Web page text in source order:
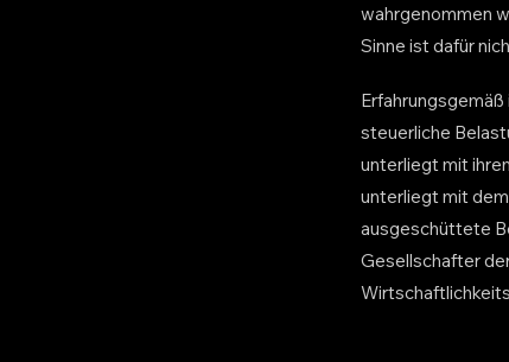
wahrgenommen
Sinne ist dafür
steuerliche
unterliegt mit
unterliegt mit
ausgeschüttete
Gesellschafter